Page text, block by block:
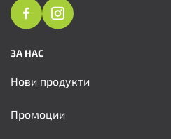
ЗА НАС
Нови продукти
Промоции